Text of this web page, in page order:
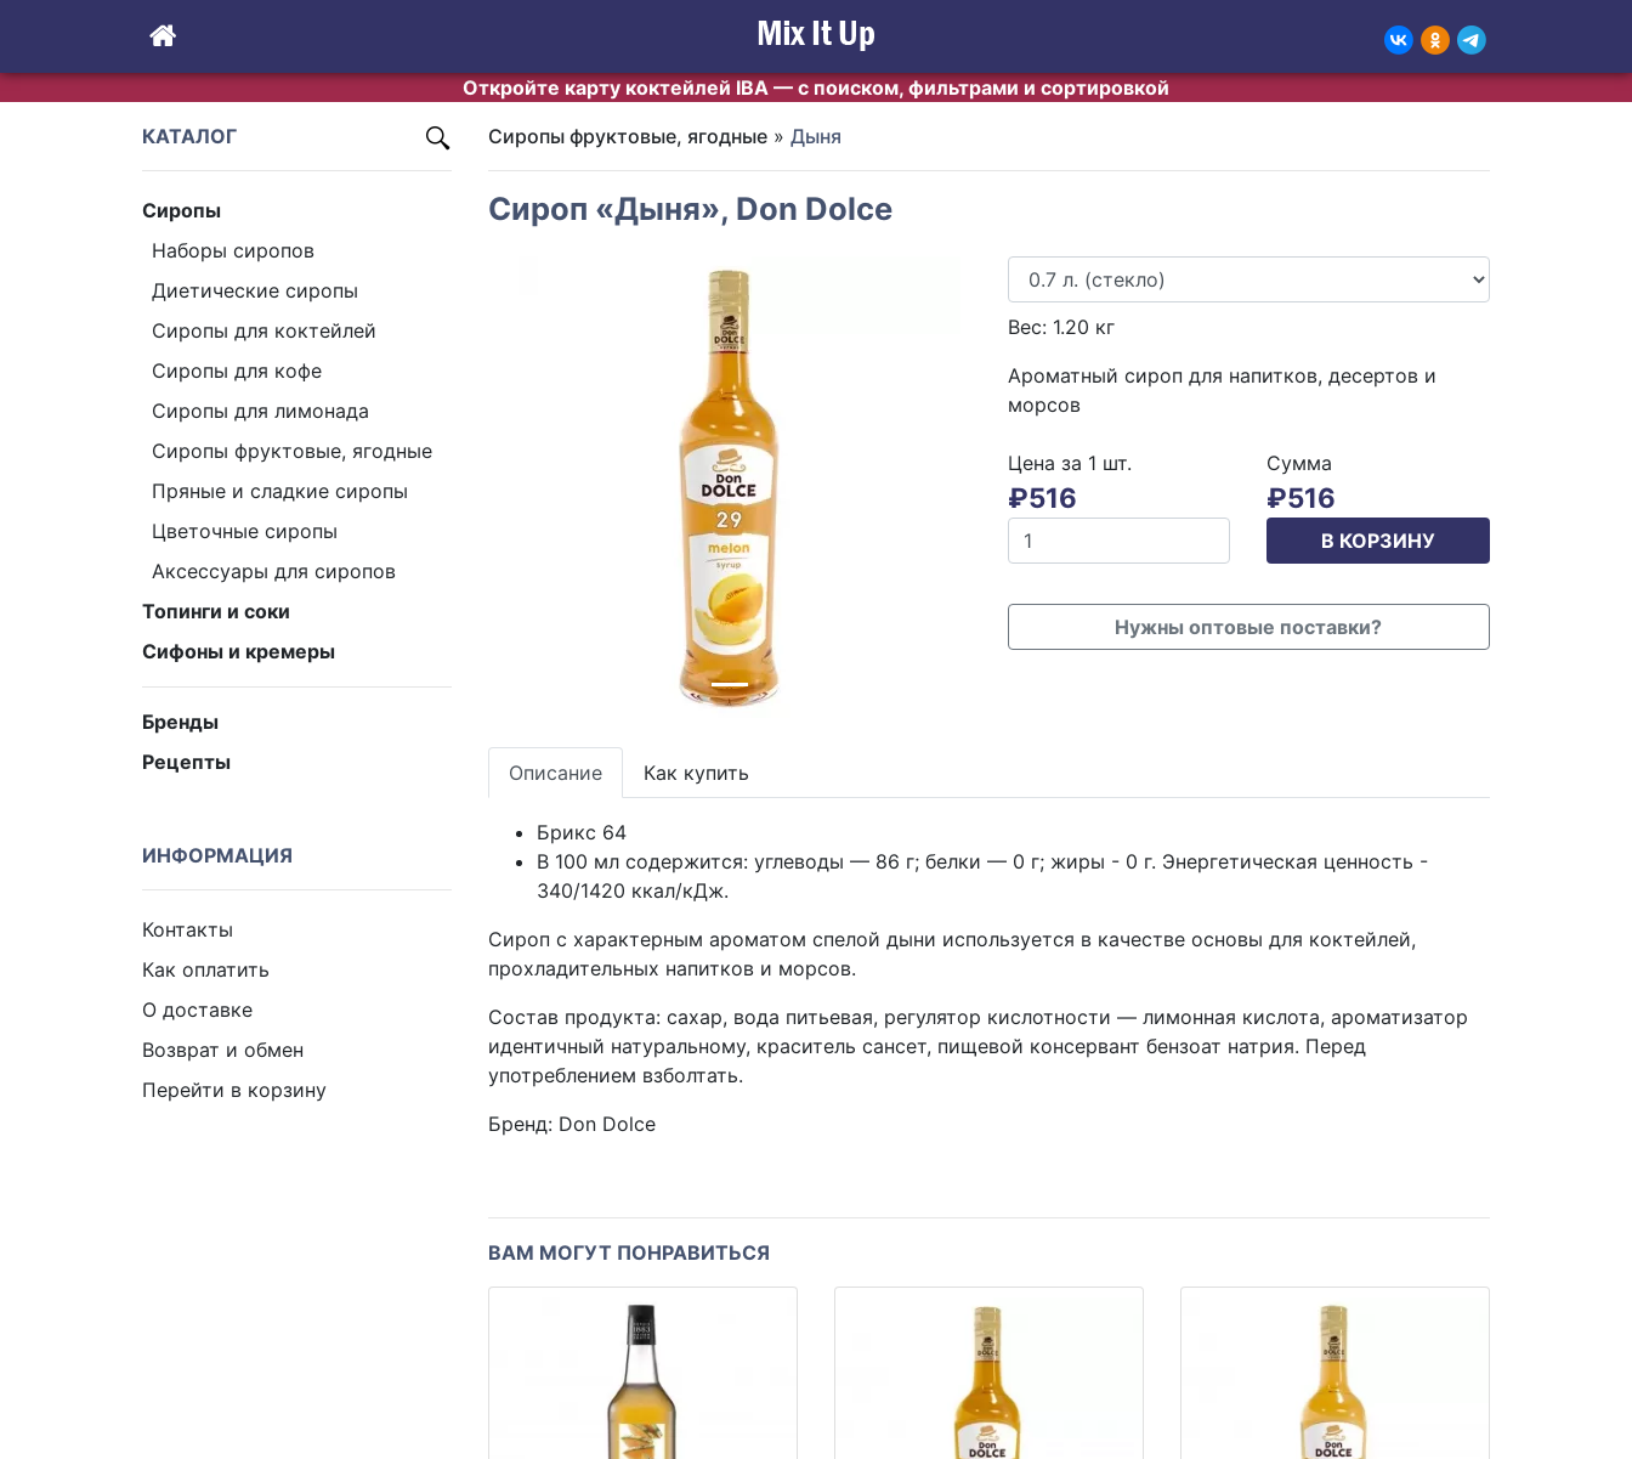
Откройте карту коктейлей IBA — с поиском, фильтрами и сортировкой
КАТАЛОГ
Сиропы
Наборы сиропов
Диетические сиропы
Сиропы для коктейлей
Сиропы для кофе
Сиропы для лимонада
Cиропы фруктовые, ягодные
Пряные и сладкие сиропы
Цветочные сиропы
Аксессуары для сиропов
Топинги и соки
Сифоны и кремеры
Бренды
Рецепты
ИНФОРМАЦИЯ
Контакты
Как оплатить
О доставке
Возврат и обмен
Перейти в корзину
Cиропы фруктовые, ягодные » Дыня
Сироп «Дыня», Don Dolce
Вес: 1.20 кг
Ароматный сироп для напитков, десертов и
морсов
Цена за 1 шт.
₽516
Сумма
₽516
В КОРЗИНУ
Нужны оптовые поставки?
Описание Как купить
Брикс 64
В 100 мл содержится: углеводы — 86 г; белки — 0 г; жиры - 0 г. Энергетическая ценность -
340/1420 ккал/кДж.
Сироп с характерным ароматом спелой дыни используется в качестве основы для коктейлей,
прохладительных напитков и морсов.
Состав продукта: сахар, вода питьевая, регулятор кислотности — лимонная кислота, ароматизатор
идентичный натуральному, краситель сансет, пищевой консервант бензоат натрия. Перед
употреблением взболтать.
Бренд: Don Dolce
ВАМ МОГУТ ПОНРАВИТЬСЯ